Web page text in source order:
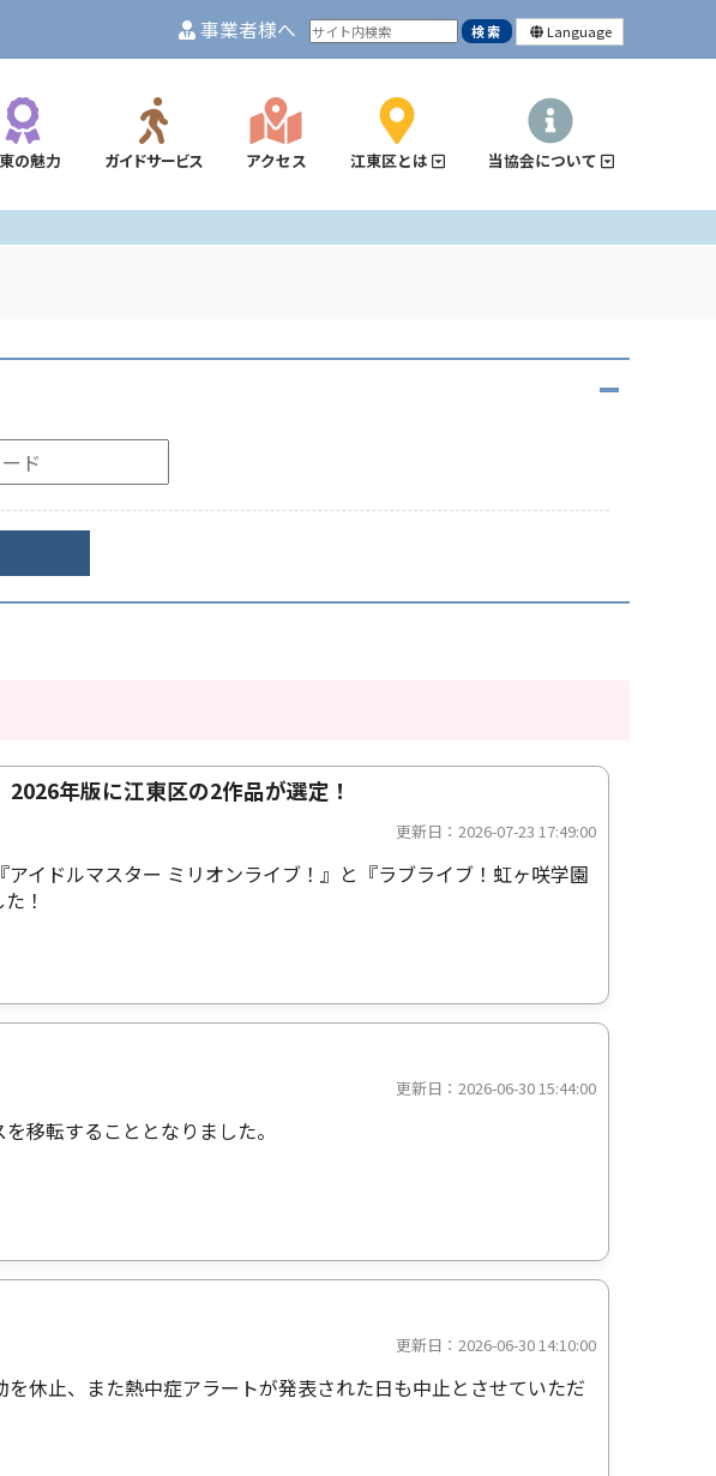
事業者様へ Language
の魅力 ガイドサービス アクセス 江東区とは 当協会について
年版に江東区の2作品が選定！
更新日：2026-07-23 17:49:00
アイドルマスター ミリオンライブ！』と『ラブライブ！虹ヶ咲学園
！
更新日：2026-06-30 15:44:00
移転することとなりました。
更新日：2026-06-30 14:10:00
休止、また熱中症アラートが発表された日も中止とさせていただ